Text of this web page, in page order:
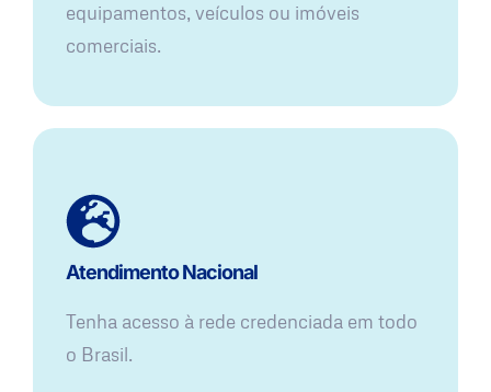
equipamentos, veículos ou imóveis
comerciais.
Atendimento Nacional
Tenha acesso à rede credenciada em todo
o Brasil.